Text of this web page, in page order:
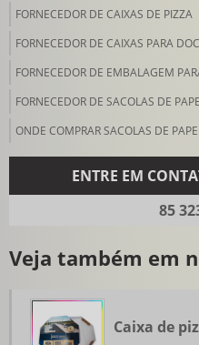
FORNECEDOR DE CAIXAS DE PIZZA
FORNECEDOR DE CAIXAS PARA
FORNECEDOR DE EMBALAGEM
FORNECEDOR DE SACOLAS DE
ONDE COMPRAR SACOLAS DE
ENTRE EM
85
Veja também em
Caixa de